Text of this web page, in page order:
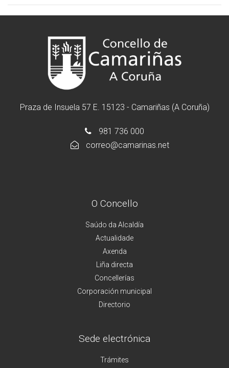
Praza de Insuela 57 E. 15123 - Camariñas (A Coruña)
981 736 000
correo@camarinas.net
O Concello
Saúdo da Alcaldía
Actualidade
Axenda
Liña directa
Concellerías
Corporación municipal
Directorio
Sede electrónica
Trámites